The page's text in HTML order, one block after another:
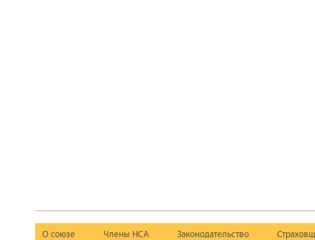
О союзе Члены НСА Законодательство